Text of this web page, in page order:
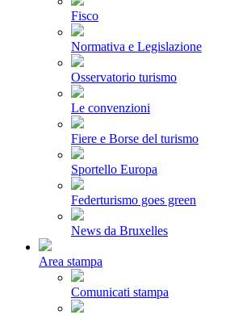
Fisco
Normativa e Legislazione
Osservatorio turismo
Le convenzioni
Fiere e Borse del turismo
Sportello Europa
Federturismo goes green
News da Bruxelles
Area stampa
Comunicati stampa